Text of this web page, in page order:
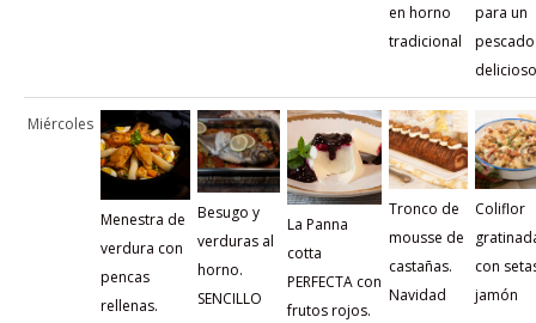
en horno
tradicional
para un
pescado
delicioso
Miércoles
Menestra de
verdura con
pencas
rellenas.
Besugo y
verduras al
horno.
SENCILLO
La Panna
cotta
PERFECTA con
frutos rojos.
Tronco de
mousse de
castañas.
Navidad
Coliflor
con
jamón